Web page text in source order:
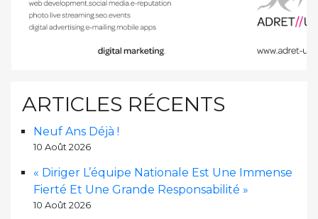
ARTICLES RÉCENTS
Neuf Ans Déjà !
10 Août 2026
« Diriger L’équipe Nationale Est Une Immense
Fierté Et Une Grande Responsabilité »
10 Août 2026